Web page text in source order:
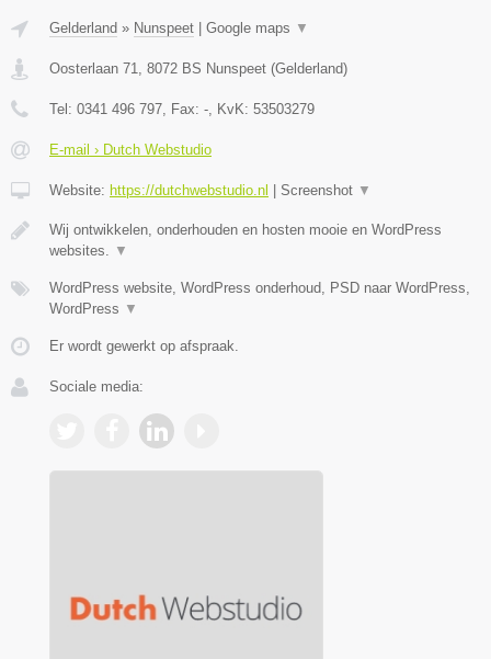
Gelderland » Nunspeet Google maps ▼
Oosterlaan 71 8072 BS Nunspeet (Gelderland)
Tel: 0341 496 797 , Fax: - , KvK: 53503279
E-mail › Dutch Webstudio
Website: https://dutchwebstudio.nl Screenshot ▼
Wij ontwikkelen, onderhouden en hosten mooie en WordPress
websites.
▼
WordPress website, WordPress onderhoud, PSD naar WordPress,
WordPress ▼
Er wordt gewerkt op afspraak.
Sociale media: